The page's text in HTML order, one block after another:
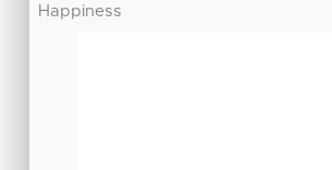
Happiness